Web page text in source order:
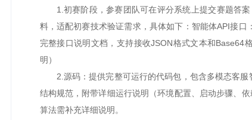
1.初赛阶段，参赛团队可在评分系统上提交赛题答案
料，适配初赛技术验证需求，具体如下：智能体API接
完整接口说明文档，支持接收JSON格式文本和Base64
明）
2.源码：提供完整可运行的代码包，包含多模态客服
结构规范，附带详细运行说明（环境配置、启动步骤、
算法需补充详细说明。